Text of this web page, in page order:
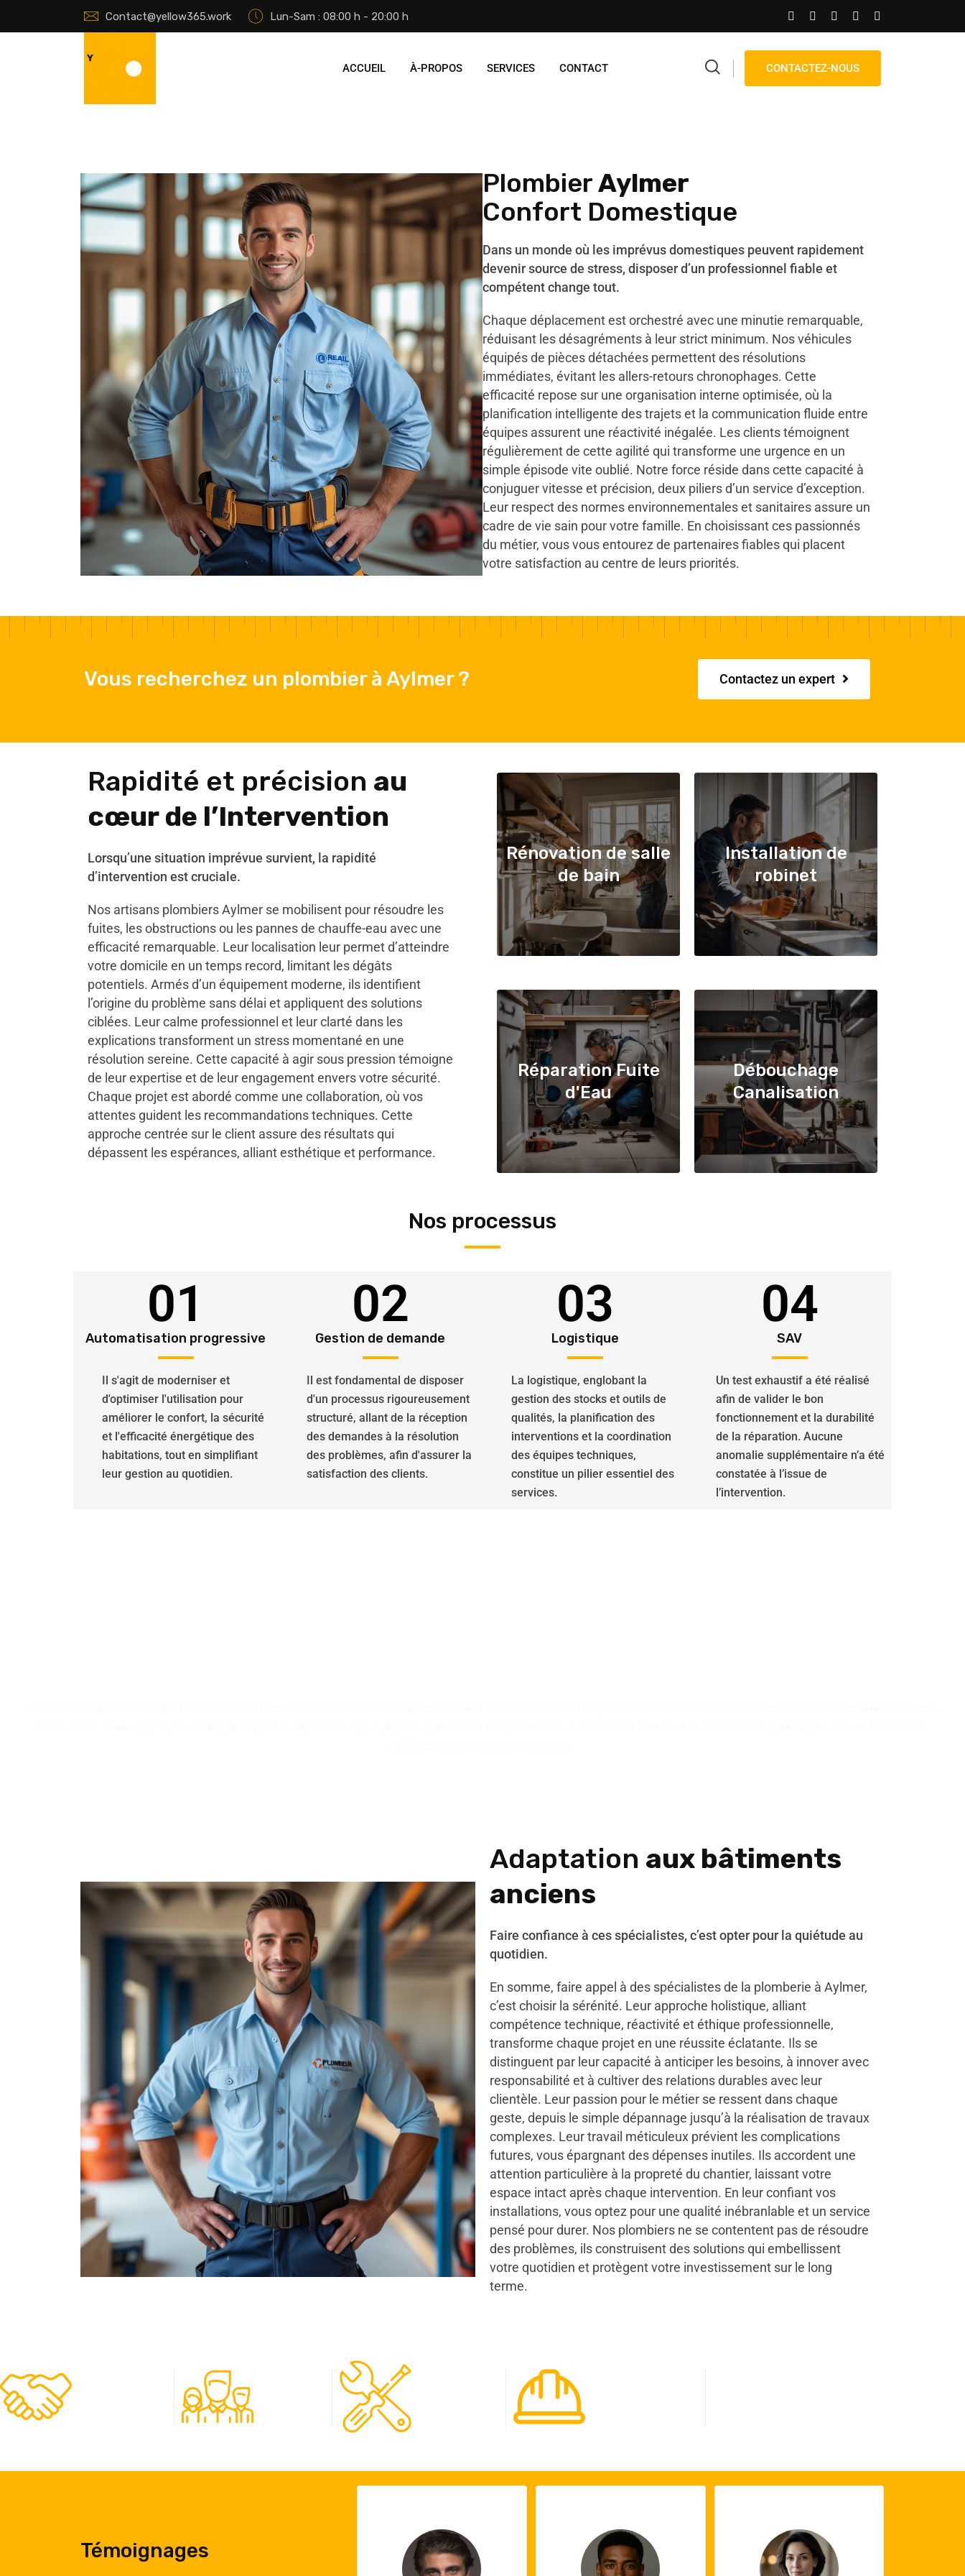
Contact@yellow365.work Lun-Sam : 08:00 h - 20:00 h
ACCUEIL À-PROPOS SERVICES CONTACT CONTACTEZ-NOUS
PlombierAylmer
Confort Domestique
Dans un monde où les imprévus domestiques peuvent rapidement
devenir source de stress, disposer d’un professionnel fiable et
compétent change tout.
Chaque déplacement est orchestré avec une minutie remarquable,
réduisant les désagréments à leur strict minimum. Nos véhicules
équipés de pièces détachées permettent des résolutions
immédiates, évitant les allers-retours chronophages. Cette
efficacité repose sur une organisation interne optimisée, où la
planification intelligente des trajets et la communication fluide entre
équipes assurent une réactivité inégalée. Les clients témoignent
régulièrement de cette agilité qui transforme une urgence en un
simple épisode vite oublié. Notre force réside dans cette capacité à
conjuguer vitesse et précision, deux piliers d’un service d’exception.
Leur respect des normes environnementales et sanitaires assure un
cadre de vie sain pour votre famille. En choisissant ces passionnés
du métier, vous vous entourez de partenaires fiables qui placent
votre satisfaction au centre de leurs priorités.
Vous recherchez un plombier à Aylmer ? Contactez un expert
Rapidité et précision au
cœur de l’Intervention
Lorsqu’une situation imprévue survient, la rapidité
d’intervention est cruciale.
Nos artisans plombiers Aylmer se mobilisent pour résoudre les
fuites, les obstructions ou les pannes de chauffe-eau avec une
efficacité remarquable. Leur localisation leur permet d’atteindre
votre domicile en un temps record, limitant les dégâts
potentiels. Armés d’un équipement moderne, ils identifient
l’origine du problème sans délai et appliquent des solutions
ciblées. Leur calme professionnel et leur clarté dans les
explications transforment un stress momentané en une
résolution sereine. Cette capacité à agir sous pression témoigne
de leur expertise et de leur engagement envers votre sécurité.
Chaque projet est abordé comme une collaboration, où vos
attentes guident les recommandations techniques. Cette
approche centrée sur le client assure des résultats qui
dépassent les espérances, alliant esthétique et performance.
Rénovation de salle
de bain
Installation de
robinet
Réparation Fuite
d'Eau
Débouchage
Canalisation
Nos processus
01
Automatisation progressive
Il s'agit de moderniser et
d'optimiser l'utilisation pour
améliorer le confort, la sécurité
et l'efficacité énergétique des
habitations, tout en simplifiant
leur gestion au quotidien.
02
Gestion de demande
Il est fondamental de disposer
d'un processus rigoureusement
structuré, allant de la réception
des demandes à la résolution
des problèmes, afin d'assurer la
satisfaction des clients.
03
Logistique
La logistique, englobant la
gestion des stocks et outils de
qualités, la planification des
interventions et la coordination
des équipes techniques,
constitue un pilier essentiel des
services.
04
SAV
Un test exhaustif a été réalisé
afin de valider le bon
fonctionnement et la durabilité
de la réparation. Aucune
anomalie supplémentaire n’a été
constatée à l’issue de
l’intervention.
Adaptation aux bâtiments
anciens
Faire confiance à ces spécialistes, c’est opter pour la quiétude au
quotidien.
En somme, faire appel à des spécialistes de la plomberie à Aylmer,
c’est choisir la sérénité. Leur approche holistique, alliant
compétence technique, réactivité et éthique professionnelle,
transforme chaque projet en une réussite éclatante. Ils se
distinguent par leur capacité à anticiper les besoins, à innover avec
responsabilité et à cultiver des relations durables avec leur
clientèle. Leur passion pour le métier se ressent dans chaque
geste, depuis le simple dépannage jusqu’à la réalisation de travaux
complexes. Leur travail méticuleux prévient les complications
futures, vous épargnant des dépenses inutiles. Ils accordent une
attention particulière à la propreté du chantier, laissant votre
espace intact après chaque intervention. En leur confiant vos
installations, vous optez pour une qualité inébranlable et un service
pensé pour durer. Nos plombiers ne se contentent pas de résoudre
des problèmes, ils construisent des solutions qui embellissent
votre quotidien et protègent votre investissement sur le long
terme.
Témoignages